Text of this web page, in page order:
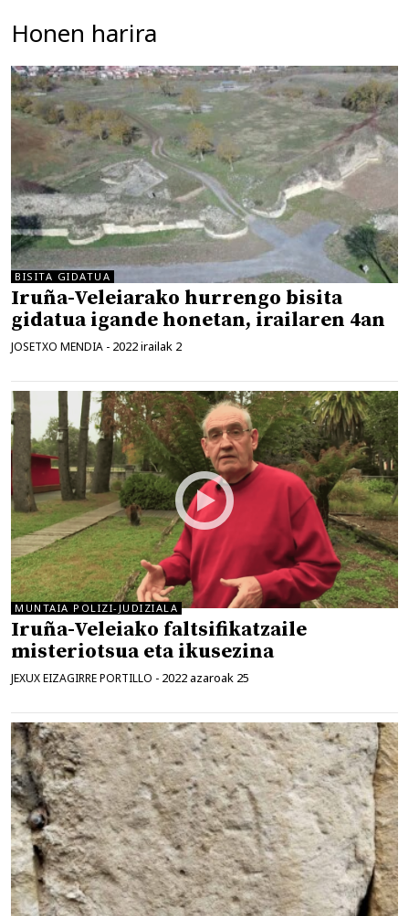
Honen harira
BISITA GIDATUA
Iruña-Veleiarako hurrengo bisita
gidatua igande honetan, irailaren 4an
JOSETXO MENDIA - 2022 irailak 2
MUNTAIA POLIZI-JUDIZIALA
Iruña-Veleiako faltsifikatzaile
misteriotsua eta ikusezina
JEXUX EIZAGIRRE PORTILLO - 2022 azaroak 25